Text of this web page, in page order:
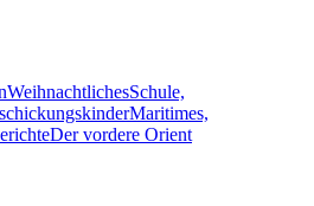
WeihnachtlichesSchule,
Maritimes,
Der vordere Orient